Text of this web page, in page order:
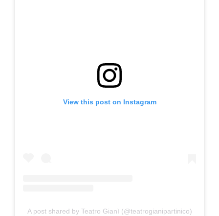
View this post on Instagram
A post shared by Teatro Gianì (@teatrogianipartinico)